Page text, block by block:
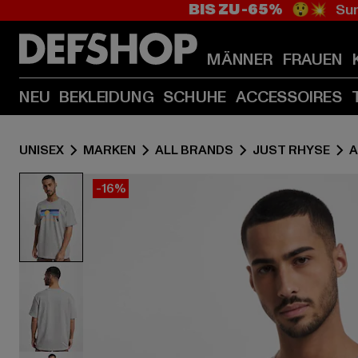
BIS ZU -65% 😲💥
MÄNNER FRAUEN
NEU BEKLEIDUNG SCHUHE ACCESSOIRES
UNISEX MARKEN ALL BRANDS JUST RHYSE
-16%